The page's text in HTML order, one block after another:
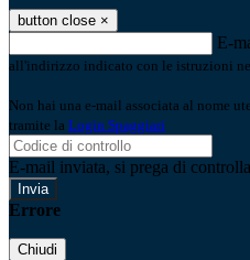
button close ×
E-
all'indirizzo indicato con le istruzioni
Non hai una e-mail associata al nome
tramite la Login Spaggiari
E-mail inviata, si prega di
Errore
Chiudi